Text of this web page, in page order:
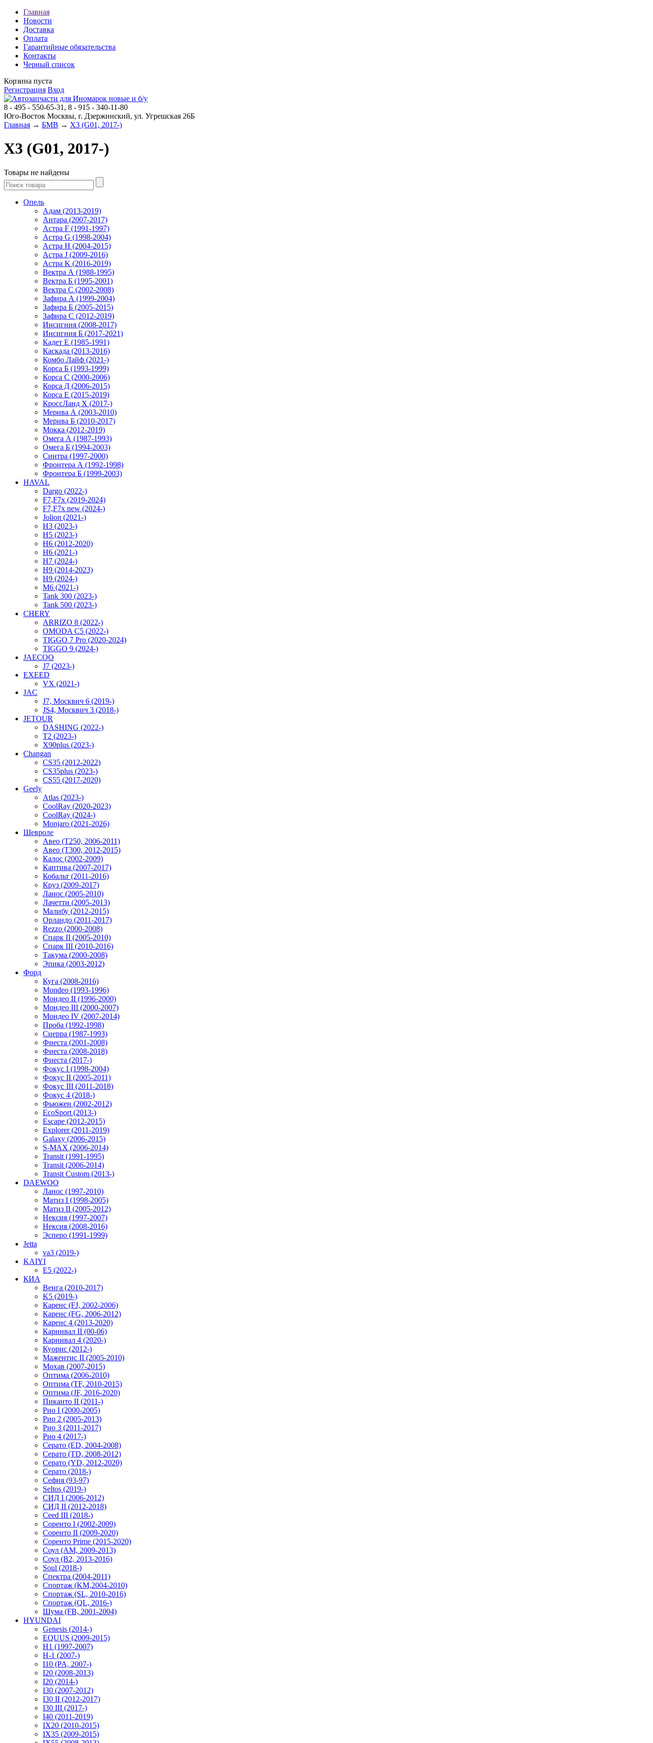
Главная
Новости
Доставка
Оплата
Гарантийные обязательства
Контакты
Черный список
Корзина пуста
Регистрация Вход
8 - 495 - 550-65-31, 8 - 915 - 340-11-80
Юго-Восток Москвы, г. Дзержинский, ул. Угрешская 26Б
Главная → БМВ → X3 (G01, 2017-)
X3 (G01, 2017-)
Товары не найдены
Опель
Адам (2013-2019)
Антара (2007-2017)
Астра F (1991-1997)
Астра G (1998-2004)
Астра H (2004-2015)
Астра J (2009-2016)
Астра K (2016-2019)
Вектра А (1988-1995)
Вектра Б (1995-2001)
Вектра С (2002-2008)
Зафира А (1999-2004)
Зафира Б (2005-2015)
Зафира С (2012-2019)
Инсигния (2008-2017)
Инсигния Б (2017-2021)
Кадет Е (1985-1991)
Каскада (2013-2016)
Комбо Лайф (2021-)
Корса Б (1993-1999)
Корса С (2000-2006)
Корса Д (2006-2015)
Корса E (2015-2019)
КроссЛанд X (2017-)
Мерива А (2003-2010)
Мерива Б (2010-2017)
Мокка (2012-2019)
Омега А (1987-1993)
Омега Б (1994-2003)
Синтра (1997-2000)
Фронтера А (1992-1998)
Фронтера Б (1999-2003)
HAVAL
Dargo (2022-)
F7,F7x (2019-2024)
F7,F7x new (2024-)
Jolion (2021-)
H3 (2023-)
H5 (2023-)
H6 (2012-2020)
H6 (2021-)
H7 (2024-)
H9 (2014-2023)
H9 (2024-)
M6 (2021-)
Tank 300 (2023-)
Tank 500 (2023-)
CHERY
ARRIZO 8 (2022-)
OMODA C5 (2022-)
TIGGO 7 Pro (2020-2024)
TIGGO 9 (2024-)
JAECOO
J7 (2023-)
EXEED
VX (2021-)
JAC
J7, Москвич 6 (2019-)
JS4, Москвич 3 (2018-)
JETOUR
DASHING (2022-)
T2 (2023-)
X90plus (2023-)
Changan
CS35 (2012-2022)
CS35plus (2023-)
CS55 (2017-2020)
Geely
Atlas (2023-)
CoolRay (2020-2023)
CoolRay (2024-)
Monjaro (2021-2026)
Шевроле
Авео (T250, 2006-2011)
Авео (T300, 2012-2015)
Калос (2002-2009)
Каптива (2007-2017)
Кобальт (2011-2016)
Круз (2009-2017)
Ланос (2005-2010)
Лачетти (2005-2013)
Малибу (2012-2015)
Орландо (2011-2017)
Rezzo (2000-2008)
Спарк II (2005-2010)
Спарк III (2010-2016)
Такума (2000-2008)
Эпика (2003-2012)
Форд
Куга (2008-2016)
Mondeo (1993-1996)
Мондео II (1996-2000)
Мондео III (2000-2007)
Мондео IV (2007-2014)
Проба (1992-1998)
Сиерра (1987-1993)
Фиеста (2001-2008)
Фиеста (2008-2018)
Фиеста (2017-)
Фокус I (1998-2004)
Фокус II (2005-2011)
Фокус III (2011-2018)
Фокус 4 (2018-)
Фьюжен (2002-2012)
EcoSport (2013-)
Escape (2012-2015)
Explorer (2011-2019)
Galaxy (2006-2015)
S-MAX (2006-2014)
Transit (1991-1995)
Transit (2006-2014)
Transit Custom (2013-)
DAEWOO
Ланос (1997-2010)
Матиз I (1998-2005)
Матиз II (2005-2012)
Нексия (1997-2007)
Нексия (2008-2016)
Эсперо (1991-1999)
Jetta
va3 (2019-)
KAIYI
E5 (2022-)
КИА
Венга (2010-2017)
K5 (2019-)
Каренс (FJ, 2002-2006)
Каренс (FG, 2006-2012)
Каренс 4 (2013-2020)
Карнивал II (00-06)
Карнивал 4 (2020-)
Куорис (2012-)
Мажентис II (2005-2010)
Мохав (2007-2015)
Оптима (2006-2010)
Оптима (TF, 2010-2015)
Оптима (JF, 2016-2020)
Пиканто II (2011-)
Рио I (2000-2005)
Рио 2 (2005-2013)
Рио 3 (2011-2017)
Рио 4 (2017-)
Серато (ED, 2004-2008)
Серато (TD, 2008-2012)
Серато (YD, 2012-2020)
Серато (2018-)
Сефия (93-97)
Seltos (2019-)
СИД I (2006-2012)
СИД II (2012-2018)
Ceed III (2018-)
Соренто I (2002-2009)
Соренто II (2009-2020)
Соренто Prime (2015-2020)
Соул (AM, 2009-2013)
Соул (B2, 2013-2016)
Soul (2018-)
Спектра (2004-2011)
Спортаж (KM,2004-2010)
Спортаж (SL, 2010-2016)
Спортаж (QL, 2016-)
Шума (FB, 2001-2004)
HYUNDAI
Genesis (2014-)
EQUUS (2009-2015)
H1 (1997-2007)
H-1 (2007-)
I10 (PA, 2007-)
I20 (2008-2013)
I20 (2014-)
I30 (2007-2012)
I30 II (2012-2017)
I30 III (2017-)
I40 (2011-2019)
IX20 (2010-2015)
IX35 (2009-2015)